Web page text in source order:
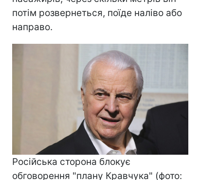
потім розвернеться, поїде наліво або
направо.
Російська сторона блокує
обговорення "плану Кравчука" (фото: